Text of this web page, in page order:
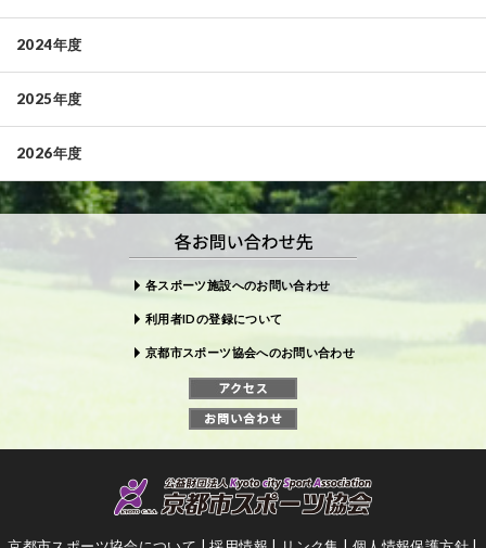
2024年度
2025年度
2026年度
各スポーツ施設へのお問い合わせ
利用者IDの登録について
京都市スポーツ協会へのお問い合わせ